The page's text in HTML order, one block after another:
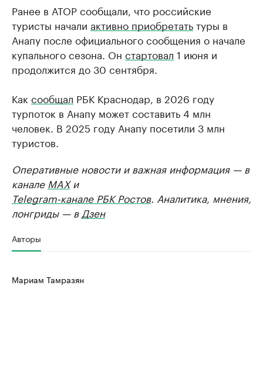
Ранее в АТОР сообщали, что российские
туристы начали активно приобретатьтуры в
Анапу после официального сообщения о начале
купального сезона. Он стартовал 1 июня и
продолжится до 30 сентября.
Как сообщал РБК Краснодар, в 2026 году
турпоток в Анапу может составить 4 млн
человек. В 2025 году Анапу посетили 3 млн
туристов.
Оперативные новости и важная информация — в
канале MAXи
Telegram-канале РБК Ростов. Аналитика, мнения,
лонгриды — в Дзен
Авторы
Мариам Тамразян